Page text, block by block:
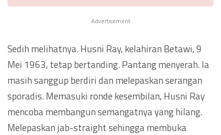
Advertisement
Sedih melihatnya. Husni Ray, kelahiran Betawi, 9
Mei 1963, tetap bertanding. Pantang menyerah. Ia
masih sanggup berdiri dan melepaskan serangan
sporadis. Memasuki ronde kesembilan, Husni Ray
mencoba membangun semangatnya yang hilang.
Melepaskan jab-straight sehingga membuka